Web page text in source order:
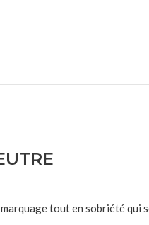
tout en sobriété qui